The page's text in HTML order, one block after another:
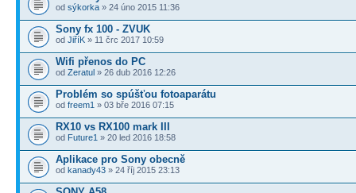
od sýkorka » 24 úno 2015 11:36
Sony fx 100 - ZVUK
od JiříK » 11 črc 2017 10:59
Wifi přenos do PC
od Zeratul » 26 dub 2016 12:26
Problém so spúšťou fotoaparátu
od freem1 » 03 bře 2016 07:15
RX10 vs RX100 mark III
od Future1 » 20 led 2016 18:58
Aplikace pro Sony obecně
od kanady43 » 24 říj 2015 23:13